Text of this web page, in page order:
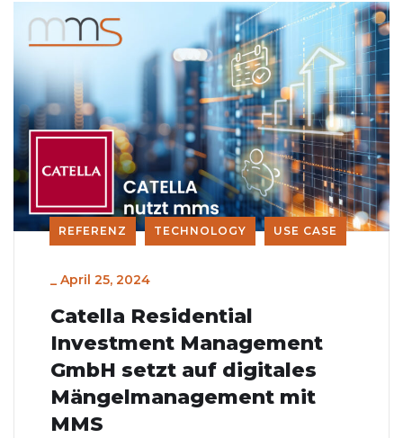
REFERENZ TECHNOLOGY USE CASE
_ April 25, 2024
Catella Residential
Investment Management
GmbH setzt auf digitales
Mängelmanagement mit
MMS